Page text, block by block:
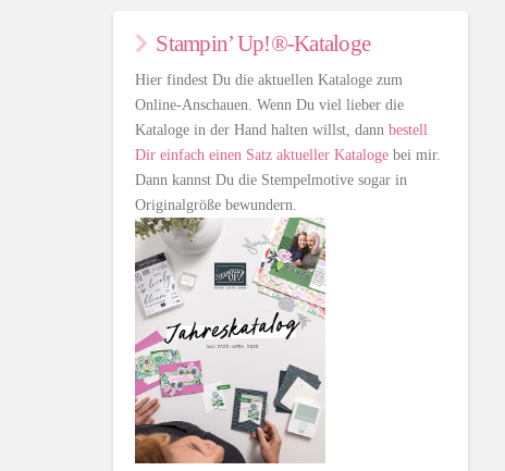
Stampin’ Up!®-Kataloge
Hier findest Du die aktuellen Kataloge zum
Online-Anschauen. Wenn Du viel lieber die
Kataloge in der Hand halten willst, dannbestell
Dir einfach einen Satz aktueller Kataloge bei mir.
Dann kannst Du die Stempelmotive sogar in
Originalgröße bewundern.